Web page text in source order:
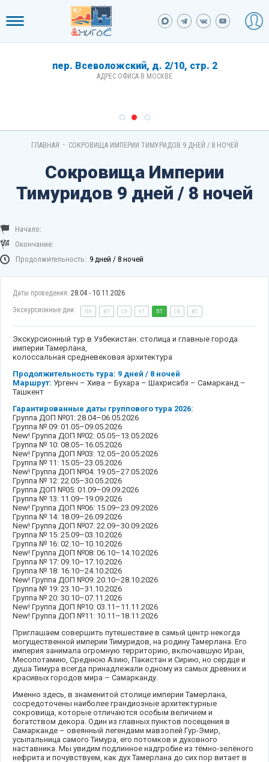
пер. Всеволожский, д. 2/10, стр. 2
АДРЕС ОФИСА В МОСКВЕ
ГЛАВНАЯ - СОКРОВИЩА ИМПЕРИИ ТИМУРИДОВ 9 ДНЕЙ / 8 НОЧЕЙ
Сокровища Империи
Тимуридов 9 дней / 8 ночей
Начало:
Окончание:
Продолжительность: 9 дней / 8 ночей
Даты проведения: 28.04 - 10.11.2026
Экскурсионные дни:
ПН ВТ СР ЧТ ПТ СБ ВС
Экскурсионный тур в Узбекистан: столица и главные города
империи Тамерлана,
колоссальная средневековая архитектура
Продолжительность тура: 9 дней / 8 ночей
Маршрут: Ургенч – Хива – Бухара – Шахрисабз – Самарканд –
Ташкент
Гарантированные даты группового тура 2026:
Группа ДОП №01: 28.04–06.05.2026
Группа № 09: 01.05–09.05.2026
New! Группа ДОП №02: 05.05–13.05.2026
Группа № 10: 08.05–16.05.2026
New! Группа ДОП №03: 12.05–20.05.2026
Группа № 11: 15.05–23.05.2026
New! Группа ДОП №04: 19.05–27.05.2026
Группа № 12: 22.05–30.05.2026
Группа ДОП №05: 01.09–09.09.2026
Группа № 13: 11.09–19.09.2026
New! Группа ДОП №06: 15.09–23.09.2026
Группа № 14: 18.09–26.09.2026
New! Группа ДОП №07: 22.09–30.09.2026
Группа № 15: 25.09–03.10.2026
Группа № 16: 02.10–10.10.2026
New! Группа ДОП №08: 06.10–14.10.2026
Группа № 17: 09.10–17.10.2026
Группа № 18: 16.10–24.10.2026
New! Группа ДОП №09: 20.10–28.10.2026
Группа № 19: 23.10–31.10.2026
Группа № 20: 30.10–07.11.2026
New! Группа ДОП №10: 03.11–11.11.2026
New! Группа ДОП №11: 10.11–18.11.2026
Приглашаем совершить путешествие в самый центр некогда
могущественной империи Тимуридов, на родину Тамерлана. Его
империя занимала огромную территорию, включавшую Иран,
Месопотамию, Среднюю Азию, Пакистан и Сирию, но сердце и
душа Тимура всегда принадлежали одному из самых древних и
красивых городов мира – Самарканду.
Именно здесь, в знаменитой столице империи Тамерлана,
сосредоточены наиболее грандиозные архитектурные
сокровища, которые отличаются особым величием и
богатством декора. Один из главных пунктов посещения в
Самарканде – овеянный легендами мавзолей Гур-Эмир,
усыпальница самого Тимура, его потомков и духовного
наставника. Мы увидим подлинное надгробие из тёмно-зелёного
нефрита и почувствуем, как дух Тамерлана до сих пор витает в